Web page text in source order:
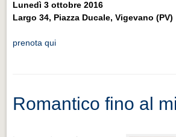
Lunedì 3 ottobre 2016
Largo 34, Piazza Ducale, Vigevano (PV)
prenota qui
Romantico fino al